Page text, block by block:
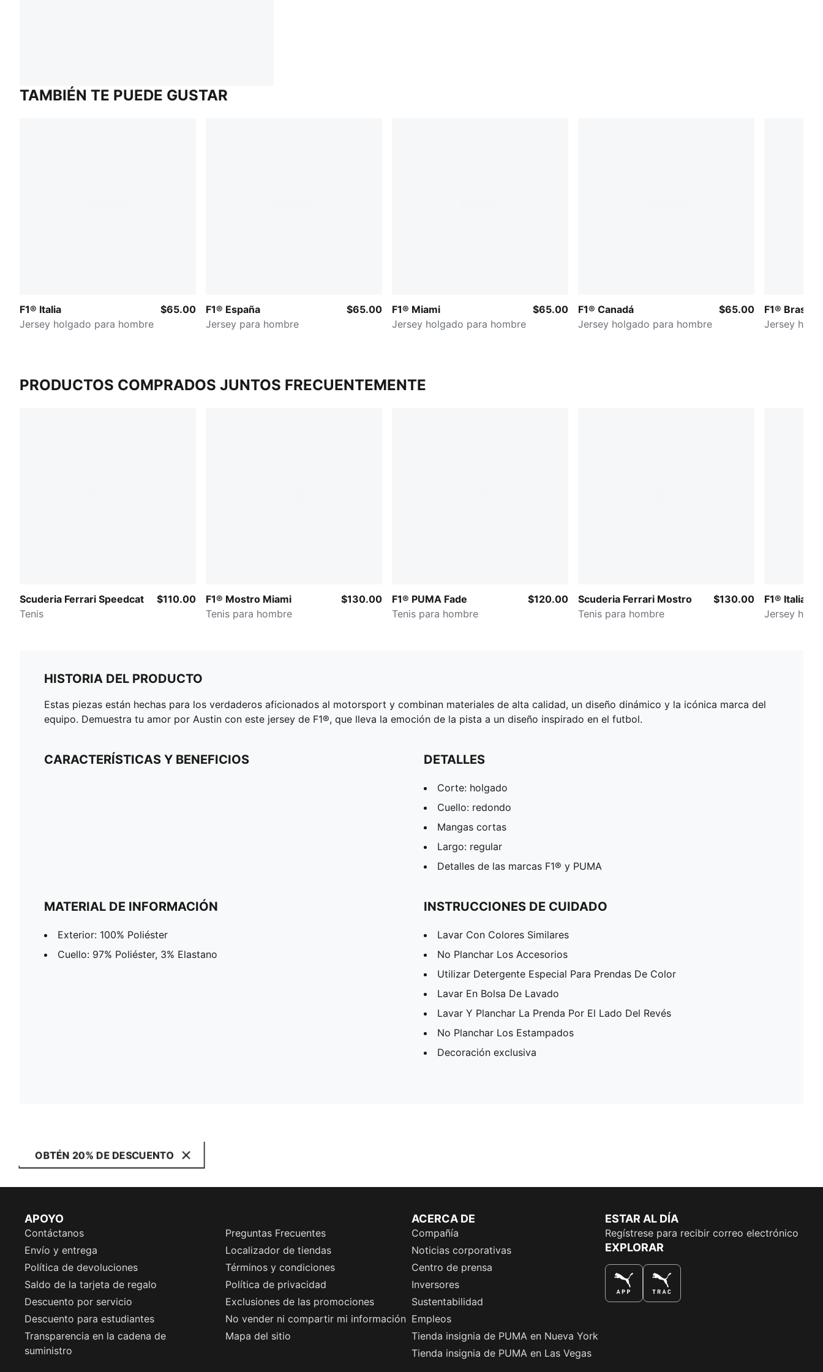
TAMBIÉN TE PUEDE GUSTAR
F1® Italia
Jersey holgado para hombre
$65.00
F1® España
Jersey para hombre
$65.00
F1® Miami
Jersey holgado para hombre
$65.00
F1® Canadá
Jersey holgado para hombre
$65.00
F1® Brasil
Jersey
PRODUCTOS COMPRADOS JUNTOS FRECUENTEMENTE
Scuderia Ferrari Speedcat
Tenis
$110.00
F1® Mostro Miami
Tenis para hombre
$130.00
F1® PUMA Fade
Tenis para hombre
$120.00
Scuderia Ferrari Mostro
Tenis para hombre
$130.00
F1® Italia
Jersey
HISTORIA DEL PRODUCTO
Estas piezas están hechas para los verdaderos aficionados al motorsport y combinan materiales de alta calidad, un diseño dinámico y la icónica marca del
equipo. Demuestra tu amor por Austin con este jersey de F1®, que lleva la emoción de la pista a un diseño inspirado en el futbol.
CARACTERÍSTICAS Y BENEFICIOS DETALLES
Corte: holgado
Cuello: redondo
Mangas cortas
Largo: regular
Detalles de las marcas F1® y PUMA
MATERIAL DE INFORMACIÓN
Exterior: 100% Poliéster
Cuello: 97% Poliéster, 3% Elastano
INSTRUCCIONES DE CUIDADO
Lavar Con Colores Similares
No Planchar Los Accesorios
Utilizar Detergente Especial Para Prendas De Color
Lavar En Bolsa De Lavado
Lavar Y Planchar La Prenda Por El Lado Del Revés
No Planchar Los Estampados
Decoración exclusiva
OBTÉN 20% DE DESCUENTO
APOYO
Contáctanos
Preguntas Frecuentes
Envío y entrega
Localizador de tiendas
Política de devoluciones
Términos y condiciones
Saldo de la tarjeta de regalo
Política de privacidad
Descuento por servicio
Exclusiones de las promociones
Descuento para estudiantes
No vender ni compartir mi información
Transparencia en la cadena de
suministro
Mapa del sitio
ACERCA DE
Compañía
Noticias corporativas
Centro de prensa
Inversores
Sustentabilidad
Empleos
Tienda insignia de PUMA en Nueva York
Tienda insignia de PUMA en Las Vegas
ESTAR AL DÍA
Regístrese para recibir correo electrónico
EXPLORAR